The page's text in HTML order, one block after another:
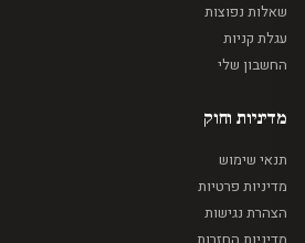
שאלות נפוצות
עגלת קניות
החשבון שלי
מדיניות וחוק
תנאי שימוש
מדיניות פרטיות
הצהרת נגישות